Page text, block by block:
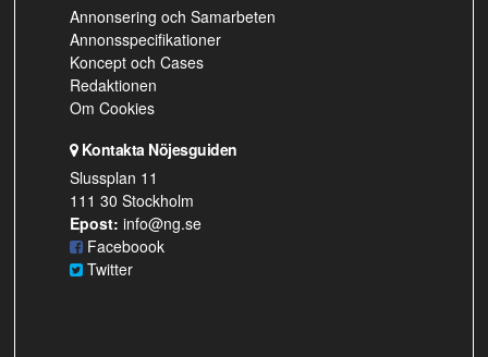
Annonsering och Samarbeten
Annonsspecifikationer
Koncept och Cases
Redaktionen
Om Cookies
Kontakta Nöjesguiden
Slussplan 11
111 30 Stockholm
Epost: info@ng.se
Faceboook
Twitter